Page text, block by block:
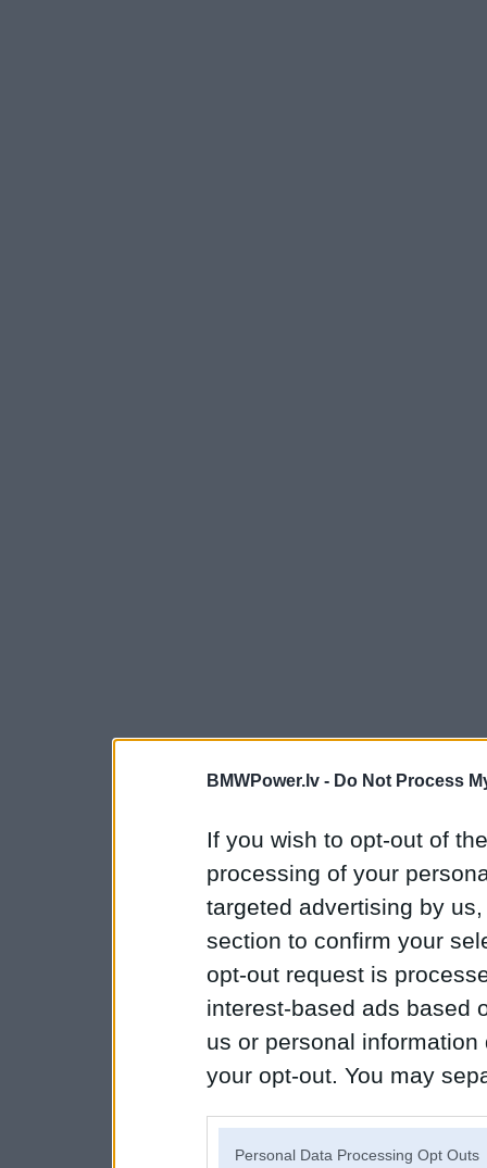
BMWPower.lv - Do Not Process
If you wish to opt-out of
processing of your
targeted advertising by
section to confirm your
opt-out request is
interest-based ads based
us or personal
your opt-out. You may
Personal Data Processing Opt Outs